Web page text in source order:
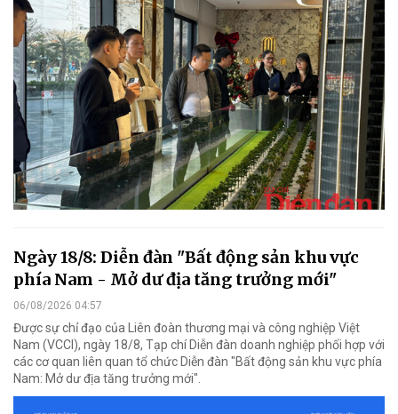
Ngày 18/8: Diễn đàn "Bất động sản khu vực
phía Nam - Mở dư địa tăng trưởng mới"
06/08/2026 04:57
Được sự chỉ đạo của Liên đoàn thương mại và công nghiệp Việt
Nam (VCCI), ngày 18/8, Tạp chí Diễn đàn doanh nghiệp phối hợp với
các cơ quan liên quan tổ chức Diễn đàn "Bất động sản khu vực phía
Nam: Mở dư địa tăng trưởng mới".